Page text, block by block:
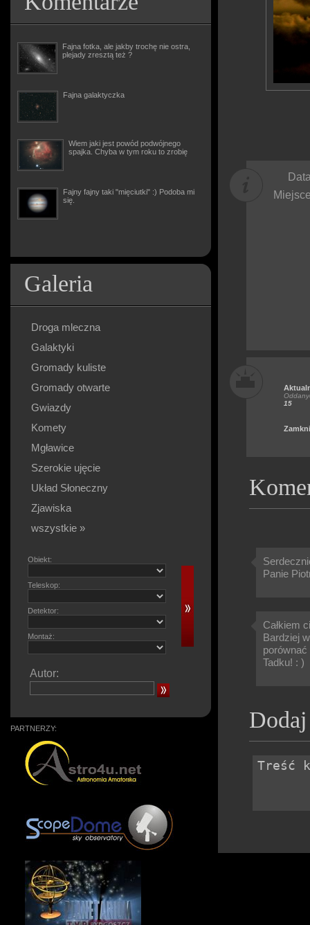
Fajna fotka, ale jakby trochę nie ostra,
plejady zresztą też ?
Fajna galaktyczka
Wiem jaki jest powód podwójnego
spajka. Chyba w tym roku to zrobię
Fajny fajny taki "mięciutki" :) Podoba mi
się.
Galeria
Droga mleczna
Galaktyki
Gromady kuliste
Gromady otwarte
Gwiazdy
Komety
Mgławice
Szerokie ujęcie
Układ Słoneczny
Zjawiska
wszystkie »
Obiekt:
Teleskop:
Detektor:
Montaż:
Autor:
PARTNERZY:
15
Panie
Całkiem
Bardziej
Tadku! : )